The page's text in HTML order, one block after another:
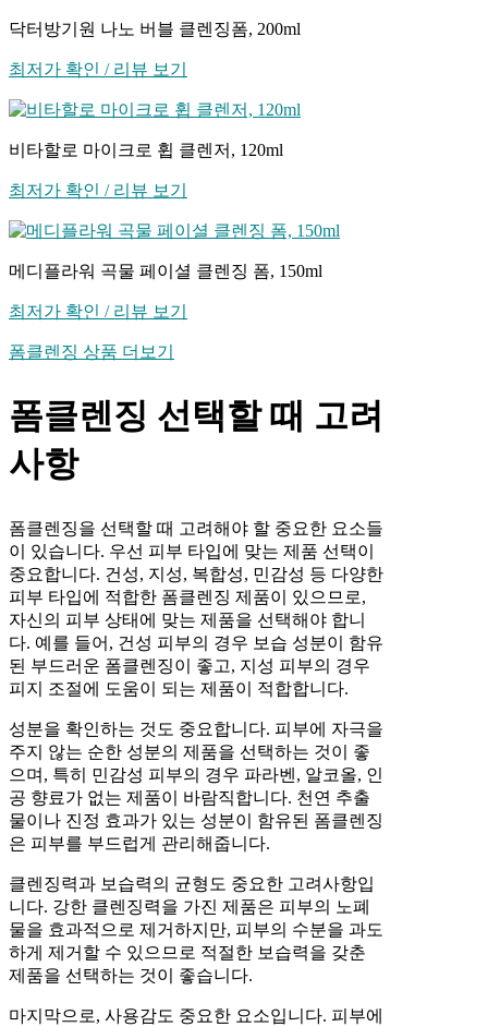
닥터방기원 나노 버블 클렌징폼, 200ml
최저가 확인 / 리뷰 보기
비타할로 마이크로 휩 클렌저, 120ml
최저가 확인 / 리뷰 보기
메디플라워 곡물 페이셜 클렌징 폼, 150ml
최저가 확인 / 리뷰 보기
폼클렌징 상품 더보기
폼클렌징 선택할 때 고려
사항
폼클렌징을 선택할 때 고려해야 할 중요한 요소들
이 있습니다. 우선 피부 타입에 맞는 제품 선택이
중요합니다. 건성, 지성, 복합성, 민감성 등 다양한
피부 타입에 적합한 폼클렌징 제품이 있으므로,
자신의 피부 상태에 맞는 제품을 선택해야 합니
다. 예를 들어, 건성 피부의 경우 보습 성분이 함유
된 부드러운 폼클렌징이 좋고, 지성 피부의 경우
피지 조절에 도움이 되는 제품이 적합합니다.
성분을 확인하는 것도 중요합니다. 피부에 자극을
주지 않는 순한 성분의 제품을 선택하는 것이 좋
으며, 특히 민감성 피부의 경우 파라벤, 알코올, 인
공 향료가 없는 제품이 바람직합니다. 천연 추출
물이나 진정 효과가 있는 성분이 함유된 폼클렌징
은 피부를 부드럽게 관리해줍니다.
클렌징력과 보습력의 균형도 중요한 고려사항입
니다. 강한 클렌징력을 가진 제품은 피부의 노폐
물을 효과적으로 제거하지만, 피부의 수분을 과도
하게 제거할 수 있으므로 적절한 보습력을 갖춘
제품을 선택하는 것이 좋습니다.
마지막으로, 사용감도 중요한 요소입니다. 피부에